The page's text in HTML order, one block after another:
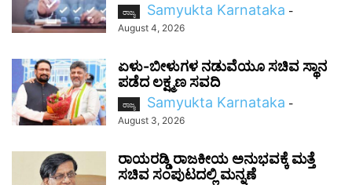
ರಾಜ್ಯ Samyukta Karnataka -
August 4, 2026
ಏಳು-ಬೀಳುಗಳ ನಡುವೆಯೂ ಸಚಿವ ಸ್ಥಾನ
ಪಡೆದ ಲಕ್ಷ್ಮಣ ಸವದಿ
ರಾಜ್ಯ Samyukta Karnataka -
August 3, 2026
ರಾಯರಡ್ಡಿ ರಾಜಕೀಯ ಅನುಭವಕ್ಕೆ ಮತ್ತೆ
ಸಚಿವ ಸಂಪುಟದಲ್ಲಿ ಮನ್ನಣೆ